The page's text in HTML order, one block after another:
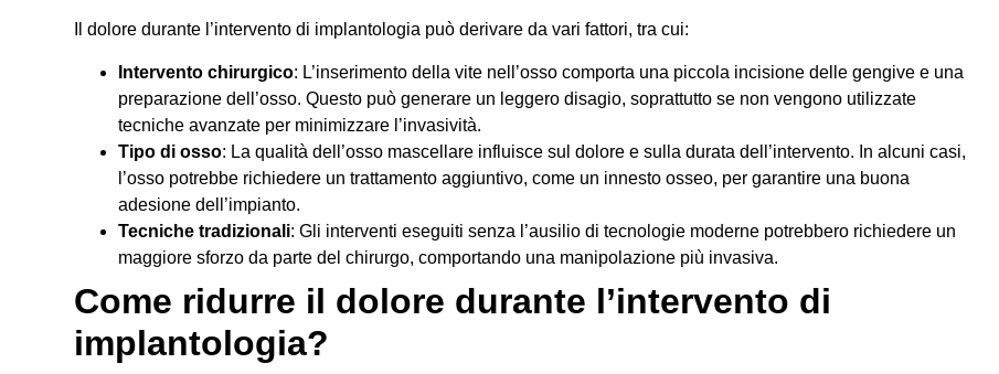
Il dolore durante l’intervento di implantologia può derivare da vari fattori, tra cui:
Intervento chirurgico: L’inserimento della vite nell’osso comporta una piccola incisione delle gengive e una
preparazione dell’osso. Questo può generare un leggero disagio, soprattutto se non vengono utilizzate
tecniche avanzate per minimizzare l’invasività.
Tipo di osso: La qualità dell’osso mascellare influisce sul dolore e sulla durata dell’intervento. In alcuni casi,
l’osso potrebbe richiedere un trattamento aggiuntivo, come un innesto osseo, per garantire una buona
adesione dell’impianto.
Tecniche tradizionali: Gli interventi eseguiti senza l’ausilio di tecnologie moderne potrebbero richiedere un
maggiore sforzo da parte del chirurgo, comportando una manipolazione più invasiva.
Come ridurre il dolore durante l’intervento di
implantologia?